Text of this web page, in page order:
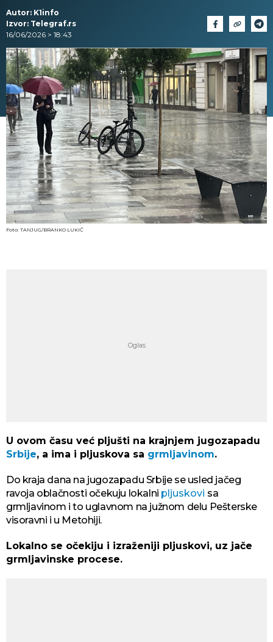
Autor: K1info
Izvor: Telegraf.rs
16/06/2026 > 18:43
Foto: TANJUG/BRANKO LUKIĆ
U ovom času već pljušti na krajnjem jugozapadu
Srbije, a ima i pljuskova sa grmljavinom.
Do kraja dana na jugozapadu Srbije se usled jačeg
ravoja oblačnosti očekuju lokalni pljuskovi sa
grmljavinom i to uglavnom na južnom delu Pešterske
visoravni i u Metohiji.
Lokalno se očekiju i izraženiji pljuskovi, uz jače
grmljavinske procese.